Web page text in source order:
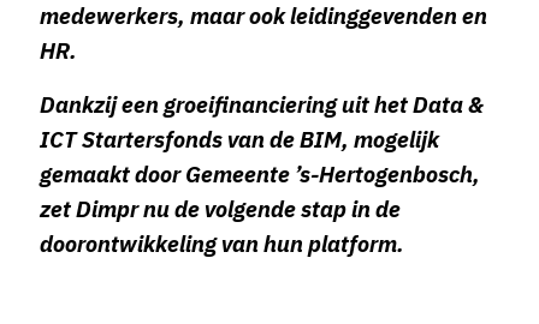
medewerkers, maar ook leidinggevenden en
HR.
Dankzij een groeifinanciering uit het Data &
ICT Startersfonds van de BIM, mogelijk
gemaakt door Gemeente ’s-Hertogenbosch,
zet Dimpr nu de volgende stap in de
doorontwikkeling van hun platform.